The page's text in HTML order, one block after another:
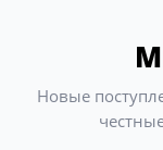
Новые